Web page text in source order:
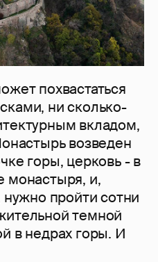
похвастаться
ни сколько-
вкладом,
возведен
горы, церковь - в
монастыря, и,
пройти сотни
темной
в недрах горы. И